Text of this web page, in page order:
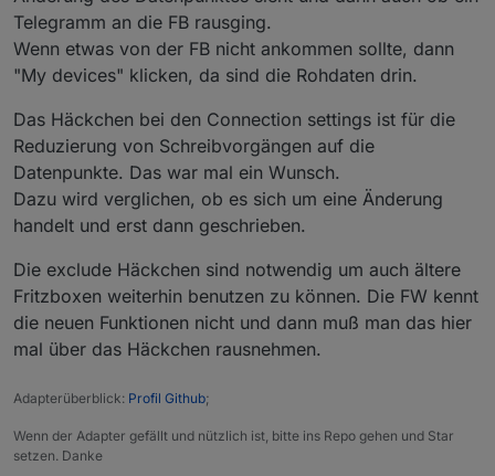
Telegramm an die FB rausging.
Wenn etwas von der FB nicht ankommen sollte, dann
"My devices" klicken, da sind die Rohdaten drin.
Das Häckchen bei den Connection settings ist für die
Reduzierung von Schreibvorgängen auf die
Datenpunkte. Das war mal ein Wunsch.
Dazu wird verglichen, ob es sich um eine Änderung
handelt und erst dann geschrieben.
Die exclude Häckchen sind notwendig um auch ältere
Fritzboxen weiterhin benutzen zu können. Die FW kennt
die neuen Funktionen nicht und dann muß man das hier
mal über das Häckchen rausnehmen.
Adapterüberblick: Profil Github;
Wenn der Adapter gefällt und nützlich ist, bitte ins Repo gehen und Star
setzen. Danke